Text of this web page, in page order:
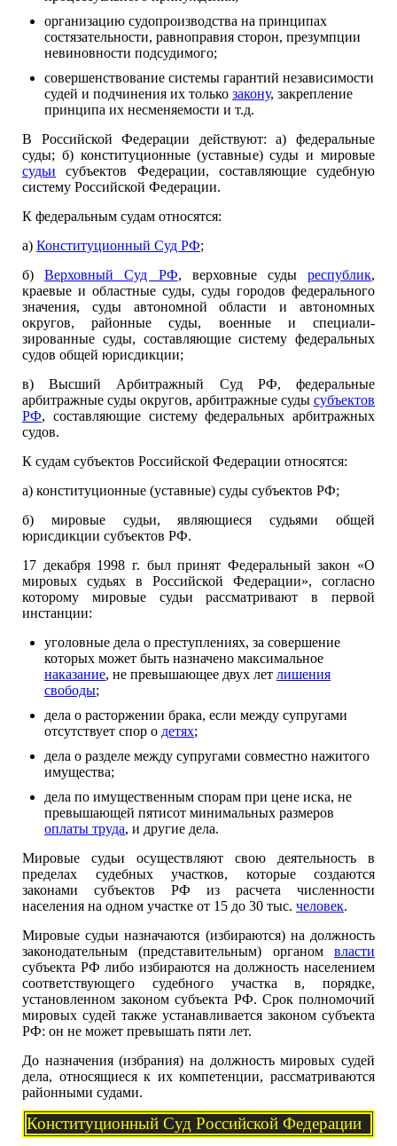
организацию судопроизводства на принципах
состязательности, равноправия сторон, презумпции
невиновности подсудимого;
совершенствование системы гарантий независимости
судей и подчинения их только закону, закрепление
принципа их несменяемости и т.д.
В Российской Федерации действуют: а) федеральные
суды; б) конституционные (уставные) суды и мировые
судьи субъектов Федерации, составляющие судебную
систему Российской Федерации.
К федеральным судам относятся:
а) Конституционный Суд РФ;
б)Верховный Суд РФ, верховные судыреспублик,
краевые и об­ластные суды, суды городов федерального
значения, суды автономной области и автономных
округов, районные суды, военные и специали­
зированные суды, составляющие систему федеральных
судов общей юрисдикции;
в) Высший Арбитражный Суд РФ, федеральные
арбитражные суды округов, арбитражные суды субъектов
РФ, составляющие систему федеральных арбитражных
судов.
К судам субъектов Российской Федерации относятся:
а) конституционные (уставные) суды субъектов РФ;
б) мировые судьи, являющиеся судьями общей
юрисдикции субъ­ектов РФ.
17 декабря 1998 г. был принят Федеральный закон «О
мировых су­дьях в Российской Федерации», согласно
которому мировые судьи рассматривают в первой
инстанции:
уголовные дела о преступлениях, за совершение
которых может быть назначено максимальное
наказание, не превышающее двух лет лишения
свободы;
дела о расторжении брака, если между супругами
отсутствует спор о детях;
дела о разделе между супругами совместно нажитого
имущества;
дела по имущественным спорам при цене иска, не
превышающей пятисот минимальных размеров
оплаты труда, и другие дела.
Мировые судьи осуществляют свою деятельность в
пределах судеб­ных участков, которые создаются
законами субъектов РФ из расчета численности
населения на одном участке от 15 до 30 тыс. человек.
Мировые судьи назначаются (избираются) на должность
законода­тельным (представительным) органом власти
субъекта РФ либо избираются на должность населением
соответствующего судебного участка в, порядке,
установленном законом субъекта РФ. Срок полномочий
мировых судей также устанавливается законом субъекта
РФ: он не может превышать пяти лет.
До назначения (избрания) на должность мировых судей
дела, от­носящиеся к их компетенции, рассматриваются
районными судами.
Конституционный Суд Российской Федерации